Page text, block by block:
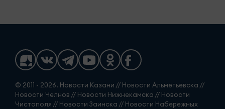
© 2011 - 2026. Новости Казани // Новости Альметьевска //
Новости Челнов // Новости Нижнекамска // Новости
Чистополя // Новости Заинска // Новости Набережных